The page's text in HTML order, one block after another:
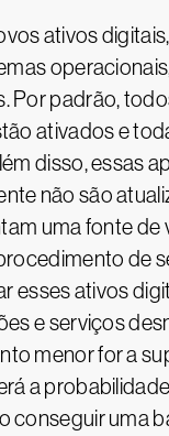
ativos
Por padrão,
ativados e
disso, essas
não são
uma fonte de
de
esses ativos
e serviços
menor for a
a
conseguir uma